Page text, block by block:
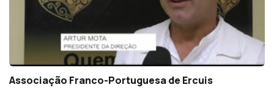
Associação Franco-Portuguesa de Ercuis